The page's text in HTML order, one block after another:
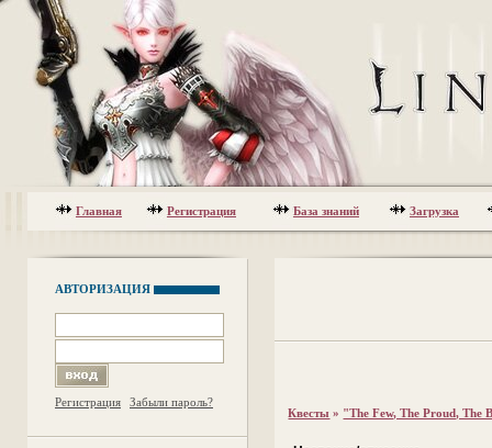
Главная Регистрация База знаний Загрузка
АВТОРИЗАЦИЯ
Регистрация Забыли пароль?
Квесты » "The Few, The Proud, The